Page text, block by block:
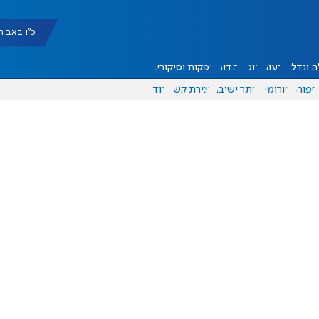
כ"ו באב
ונדל"ן דעות אוכל יהדות הפקות וסיקורים
ספורט פורומים אתר ישיבה יצירת קשר עוד